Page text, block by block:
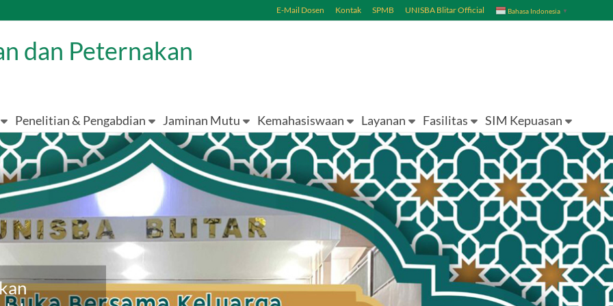
E-Mail Dosen Kontak SPMB UNISBA Blitar Official Bahasa Indonesia ▼
dan Peternakan
Penelitian & Pengabdian Jaminan Mutu Kemahasiswaan Layanan Fasilitas SIM Kepuasan